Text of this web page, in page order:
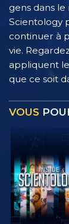
gens dans
Scientology
continuer à
vie.
appliquent
que ce soit
VOUS